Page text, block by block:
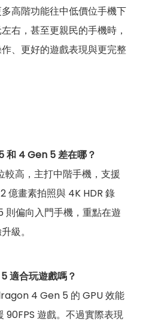
高階功能往中低價位手機下
右，甚至更親民的手機時，
、更好的遊戲表現與更完整
和 4 Gen 5 差在哪？
高，主打中階手機，支援
畫素拍照與 4K HDR 錄
偏向入門手機，重點在遊
級。
適合玩遊戲嗎？
4 Gen 5 的 GPU 效能
90FPS 遊戲。不過實際表現